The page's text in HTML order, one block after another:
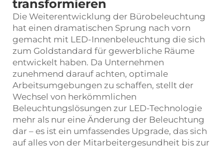
transformieren
Die Weiterentwicklung der Bürobeleuchtung
hat einen dramatischen Sprung nach vorn
gemacht mit LED-Innenbeleuchtung die sich
zum Goldstandard für gewerbliche Räume
entwickelt haben. Da Unternehmen
zunehmend darauf achten, optimale
Arbeitsumgebungen zu schaffen, stellt der
Wechsel von herkömmlichen
Beleuchtungslösungen zur LED-Technologie
mehr als nur eine Änderung der Beleuchtung
dar – es ist ein umfassendes Upgrade, das sich
auf alles von der Mitarbeitergesundheit bis zur